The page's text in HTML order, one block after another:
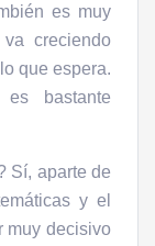
es muy
creciendo
que espera.
bastante
Sí, aparte de
y el
muy decisivo